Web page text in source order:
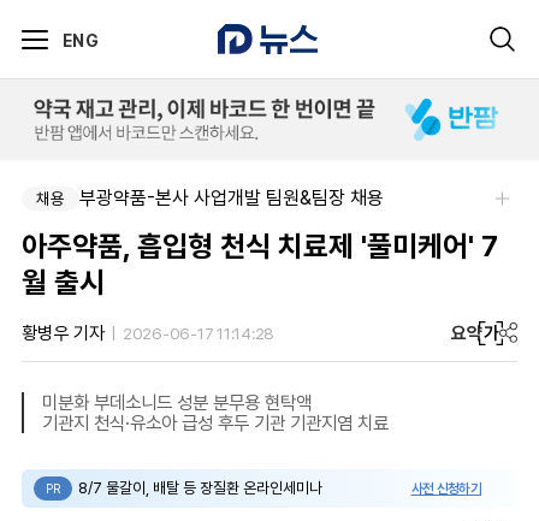
ENG
채용 부광약품-본사 사업개발 팀원&팀장 채용
아주약품, 흡입형 천식 치료제 '풀미케어' 7
월 출시
황병우 기자 2026-06-17 11:14:28 요약가
미분화 부데소니드 성분 분무용 현탁액
기관지 천식·유소아 급성 후두 기관 기관지염 치료
PR 8/7 물갈이, 배탈 등 장질환 온라인세미나 사전 신청하기